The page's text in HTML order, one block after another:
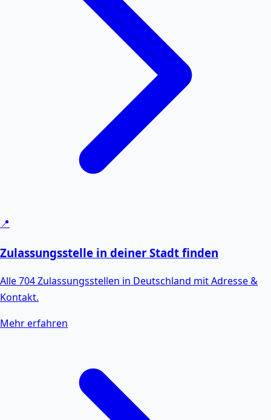
📍
Zulassungsstelle in deiner Stadt finden
Alle 704 Zulassungsstellen in Deutschland mit Adresse &
Kontakt.
Mehr erfahren